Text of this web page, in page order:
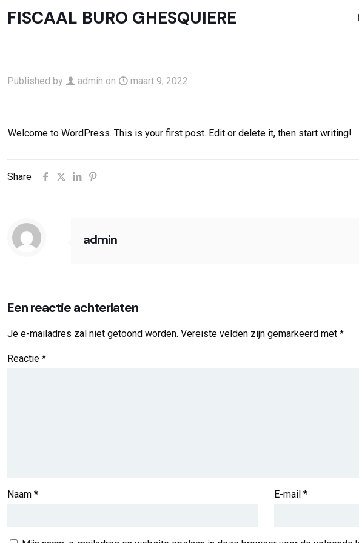
FISCAAL BURO GHESQUIERE
Published by admin on maart 9, 2022
Welcome to WordPress. This is your first post. Edit or delete it, then start writing!
Share
admin
Een reactie achterlaten
Je e-mailadres zal niet getoond worden. Vereiste velden zijn gemarkeerd met *
Reactie *
Naam * E-mail *